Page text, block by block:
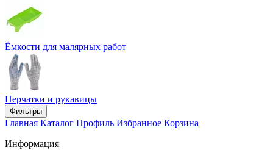
Ёмкости для малярных работ
Перчатки и рукавицы
Фильтры
Главная Каталог Профиль Избранное Корзина
Информация